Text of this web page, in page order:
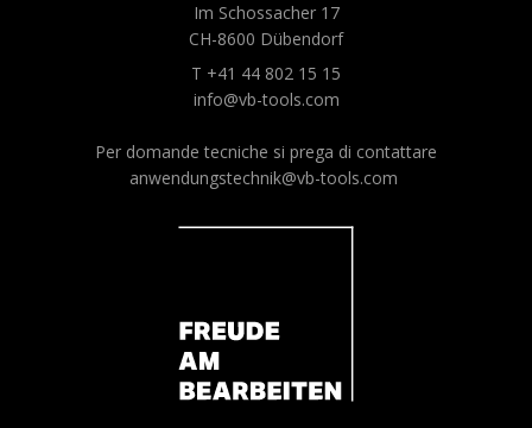
Im Schossacher 17
CH-8600 Dübendorf
T +41 44 802 15 15
info@vb-tools.com
Per domande tecniche si prega di contattare
anwendungstechnik@vb-tools.com